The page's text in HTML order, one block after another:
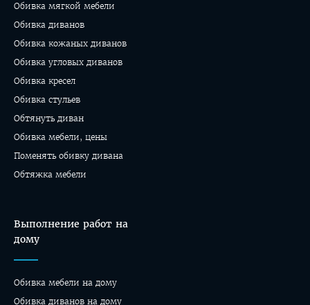
Обивка мягкой мебели
Обивка диванов
Обивка кожаных диванов
Обивка угловых диванов
Обивка кресел
Обивка стульев
Обтянуть диван
Обивка мебели, цены
Поменять обивку дивана
Обтяжка мебели
Выполнение работ на
дому
Обивка мебели на дому
Oбивка диванов на дому